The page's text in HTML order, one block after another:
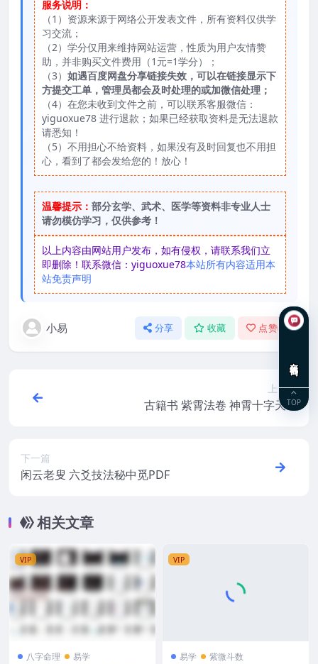
服务说明：
（1）资源来源于网络公开发表文件，所有资料仅供学
习交流；
（2）学分仅用来维持网站运营，性质为用户友情赞
助，并非购买文件费用（1元=1学分）；
（3） 如遇百度网盘分享链接失效，可以在链接显示下
方提交工单，管理员都会及时处理的或加微信处理；
（4）在您未收到文件之前，可以联系客服微信：
yiguoxue78 进行退款；如果已经获取资料是无法退款
请悉知！
（5）不用担心不给资料，如果没有及时回复也不用担
心，看到了都会发给您的！放心！
温馨提示： 部分玄学、武术、医学等资料非专业人士
请勿模仿学习，仅供参考！
以上内容由网站用户发布，如有侵权，请联系我们立
即删除！联系微信：yiguoxue78本站所有内容适用本
站免责声明
小易 分享 收藏 点赞( 0)
上一篇
古籍书 紫霄法卷 神霄十字天经
下一篇
闲云老叟 六爻技法秘中觅PDF
相关文章
VIP
八字命理 易学
VIP
易学 紫微斗数
TOP